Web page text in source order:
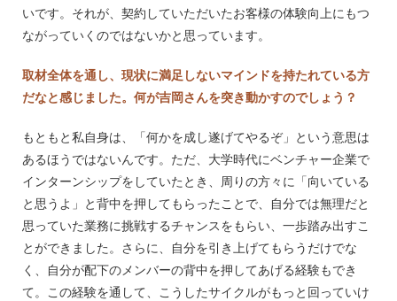
いです。それが、契約していただいたお客様の体験向上にもつ
ながっていくのではないかと思っています。
取材全体を通し、現状に満足しないマインドを持たれている方
だなと感じました。何が吉岡さんを突き動かすのでしょう？
もともと私自身は、「何かを成し遂げてやるぞ」という意思は
あるほうではないんです。ただ、大学時代にベンチャー企業で
インターンシップをしていたとき、周りの方々に「向いている
と思うよ」と背中を押してもらったことで、自分では無理だと
思っていた業務に挑戦するチャンスをもらい、一歩踏み出すこ
とができました。さらに、自分を引き上げてもらうだけでな
く、自分が配下のメンバーの背中を押してあげる経験もでき
て。この経験を通して、こうしたサイクルがもっと回っていけ